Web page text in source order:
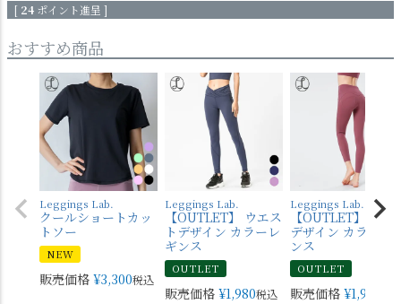
[ 24 ポイント進呈 ]
おすすめ商品
Leggings Lab.
クールショートカッ
トソー
NEW
販売価格 ¥3,300税込
Leggings Lab.
【OUTLET】 ウエス
トデザイン カラーレ
ギンス
OUTLET
販売価格 ¥1,980税込
Leggings Lab.
【OUTLET】 バッ
デザイン カラーレ
ンス
OUTLET
販売価格 ¥1,980